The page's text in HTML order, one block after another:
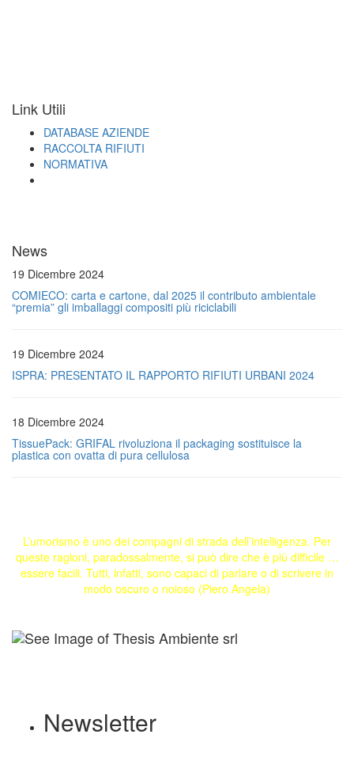
Link Utili
DATABASE AZIENDE
RACCOLTA RIFIUTI
NORMATIVA
News
19 Dicembre 2024
COMIECO: carta e cartone, dal 2025 il contributo ambientale
“premia” gli imballaggi compositi più riciclabili
19 Dicembre 2024
ISPRA: PRESENTATO IL RAPPORTO RIFIUTI URBANI 2024
18 Dicembre 2024
TissuePack: GRIFAL rivoluziona il packaging sostituisce la
plastica con ovatta di pura cellulosa
L’umorismo è uno dei compagni di strada dell’intelligenza. Per
queste ragioni, paradossalmente, si può dire che è più difficile …
essere facili. Tutti, infatti, sono capaci di parlare o di scrivere in
modo oscuro o noioso (Piero Angela)
Newsletter